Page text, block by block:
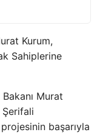
Kurum,
Sahiplerine
Murat
Şerifali
başarıyla